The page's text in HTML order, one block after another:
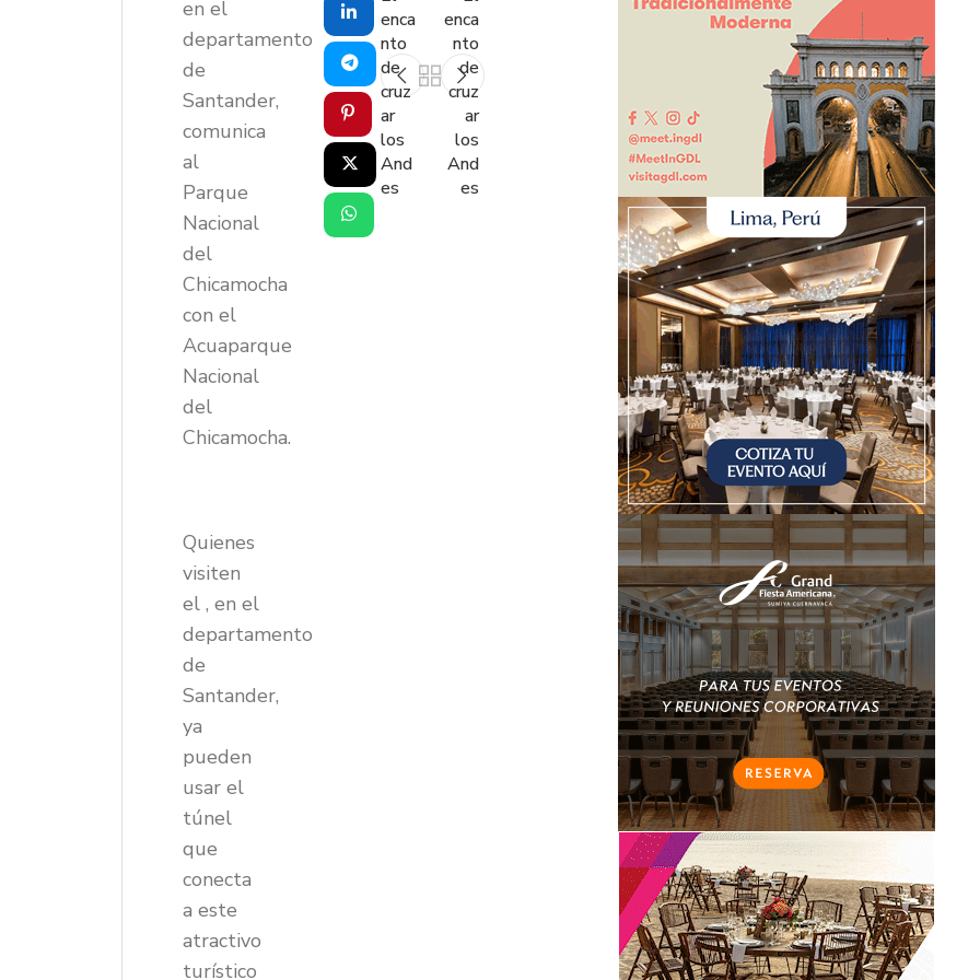
en el
departamento
de
Santander,
comunica
al
Parque
Nacional
del
Chicamocha
con el
Acuaparque
Nacional
del
Chicamocha.
Quienes
visiten
el , en el
departamento
de
Santander,
ya
pueden
usar el
túnel
que
conecta
a este
atractivo
turístico
enca
nto
de
cruz
ar
los
And
es
enca
nto
de
cruz
ar
los
And
es